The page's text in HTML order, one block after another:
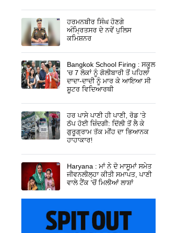
ਹਰਮਨਬੀਰ ਸਿੰਘ ਹੋਣਗੇ
ਅੰਮ੍ਰਿਤਸਰ ਦੇ ਨਵੇਂ ਪੁਲਿਸ
ਕਮਿਸ਼ਨਰ
Bangkok School Firing : ਸਕੂਲ
'ਚ 7 ਲੋਕਾਂ ਨੂੰ ਗੋਲੀਬਾਰੀ ਤੋਂ ਪਹਿਲਾਂ
ਦਾਦਾ-ਦਾਦੀ ਨੂੰ ਮਾਰ ਕੇ ਆਇਆ ਸੀ
ਸ਼ੂਟਰ ਵਿਦਿਆਰਥੀ
ਹਰ ਪਾਸੇ ਪਾਣੀ ਹੀ ਪਾਣੀ, ਰੋਡ 'ਤੇ
ਠੱਪ ਹੋਈ ਜ਼ਿੰਦਗੀ: ਦਿੱਲੀ ਤੋਂ ਲੈ ਕੇ
ਗੁਰੂਗ੍ਰਾਮ ਤੱਕ ਮੀਂਹ ਦਾ ਭਿਆਨਕ
ਹਾਹਾਕਾਰ!
Haryana : ਮਾਂ ਨੇ ਦੋ ਮਾਸੂਮਾਂ ਸਮੇਤ
ਜੀਵਨਲੀਲ੍ਹਾ ਕੀਤੀ ਸਮਾਪਤ, ਪਾਣੀ
ਵਾਲੇ ਟੈਂਕ 'ਚੋਂ ਮਿਲੀਆਂ ਲਾਸ਼ਾਂ